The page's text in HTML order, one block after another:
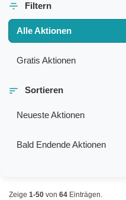
Filtern
Alle Aktionen
Gratis Aktionen
Sortieren
Neueste Aktionen
Bald Endende Aktionen
Zeige 1-50 von 64 Einträgen.